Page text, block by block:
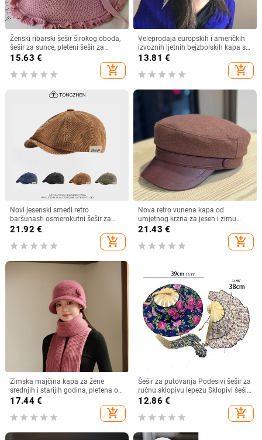
Ženski ribarski šešir širokog oboda,
šešir za sunce, pleteni šešir za
sunce, šešir za odmor na plaži, šešir
15.63 €
add_shopping_cart
Veleprodaja europskih i američkih
izvoznih ljetnih bejzbolskih kapa s
vezicom na leđima, vanjski šešir,
13.81 €
add_shopping_cart
Novi jesenski smeđi retro
baršunasti osmerokutni šešir za
muškarce i žene, nošen unatrag s
beretkom, univerzalni šešir u jednoj
boji za jesen i zimu
21.92 €
add_shopping_cart
Nova retro vunena kapa od
umjetnog krzna za jesen i zimu
2025. za žene, britanski
osmerokutni ravni cilindar za
književna putovanja
21.43 €
add_shopping_cart
Zimska majčina kapa za žene
srednjih i starijih godina, pletena od
zečjeg krzna, otporna na hladnoću,
topla, vunena kapa plus baršunasta
kapa za umivaonik
17.44€
add_shopping_cart
Šešir za putovanja Podesivi šešir za
ručnu sklopivu lepezu Sklopivi šešir
od bambusa i lepeza Ljetna plaža
12.86 €
add_shopping_cart